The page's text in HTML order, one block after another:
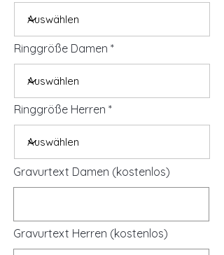
Ringgröße Damen
Ringgröße Herren
Gravurtext Damen (kostenlos)
Gravurtext Herren (kostenlos)